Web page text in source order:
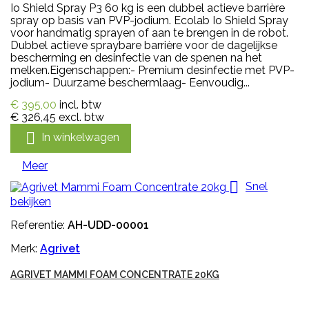
Io Shield Spray P3 60 kg is een dubbel actieve barrière
spray op basis van PVP-jodium. Ecolab Io Shield Spray
voor handmatig sprayen of aan te brengen in de robot.
Dubbel actieve spraybare barrière voor de dagelijkse
bescherming en desinfectie van de spenen na het
melken.Eigenschappen:- Premium desinfectie met PVP-
jodium- Duurzame beschermlaag- Eenvoudig...
€ 395,00 incl. btw
€ 326,45 excl. btw
 In winkelwagen
Meer
 Snel
bekijken
Referentie: AH-UDD-00001
Merk: Agrivet
AGRIVET MAMMI FOAM CONCENTRATE 20KG